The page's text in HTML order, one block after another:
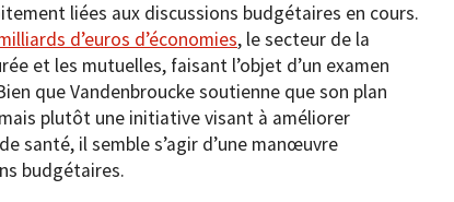
liées aux discussions budgétaires en cours.
d’euros d’économies, le secteur de la
et les mutuelles, faisant l’objet d’un examen
que Vandenbroucke soutienne que son plan
plutôt une initiative visant à améliorer
santé, il semble s’agir d’une manœuvre
budgétaires.